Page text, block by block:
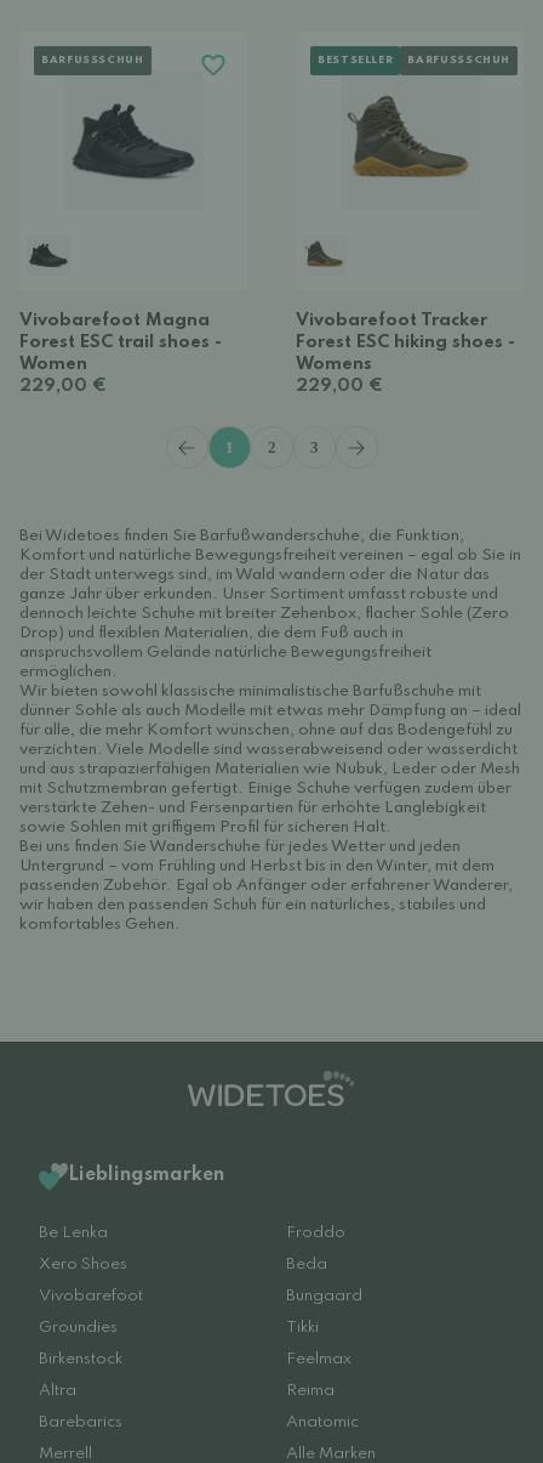
BARFUSSSCHUH
Vivobarefoot Magna
Forest ESC trail shoes -
Women
229,00 €
BESTSELLER BARFUSSSCHUH
Vivobarefoot Tracker
Forest ESC hiking shoes -
Womens
229,00 €
1 2 3
Bei Widetoes finden Sie Barfußwanderschuhe, die Funktion,
Komfort und natürliche Bewegungsfreiheit vereinen – egal ob Sie in
der Stadt unterwegs sind, im Wald wandern oder die Natur das
ganze Jahr über erkunden. Unser Sortiment umfasst robuste und
dennoch leichte Schuhe mit breiter Zehenbox, flacher Sohle (Zero
Drop) und flexiblen Materialien, die dem Fuß auch in
anspruchsvollem Gelände natürliche Bewegungsfreiheit
ermöglichen.
Wir bieten sowohl klassische minimalistische Barfußschuhe mit
dünner Sohle als auch Modelle mit etwas mehr Dämpfung an – ideal
für alle, die mehr Komfort wünschen, ohne auf das Bodengefühl zu
verzichten. Viele Modelle sind wasserabweisend oder wasserdicht
und aus strapazierfähigen Materialien wie Nubuk, Leder oder Mesh
mit Schutzmembran gefertigt. Einige Schuhe verfügen zudem über
verstärkte Zehen- und Fersenpartien für erhöhte Langlebigkeit
sowie Sohlen mit griffigem Profil für sicheren Halt.
Bei uns finden Sie Wanderschuhe für jedes Wetter und jeden
Untergrund – vom Frühling und Herbst bis in den Winter, mit dem
passenden Zubehör. Egal ob Anfänger oder erfahrener Wanderer,
wir haben den passenden Schuh für ein natürliches, stabiles und
komfortables Gehen.
Lieblingsmarken
Be Lenka
Froddo
Xero Shoes
Beda
Vivobarefoot
Bungaard
Groundies
Tikki
Birkenstock
Feelmax
Altra
Reima
Barebarics
Anatomic
Merrell
Alle Marken